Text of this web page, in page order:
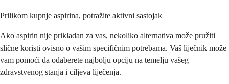
Prilikom kupnje aspirina, potražite aktivni sastojak
Ako aspirin nije prikladan za vas, nekoliko alternativa može pružiti
slične koristi ovisno o vašim specifičnim potrebama. Vaš liječnik može
vam pomoći da odaberete najbolju opciju na temelju vašeg
zdravstvenog stanja i ciljeva liječenja.